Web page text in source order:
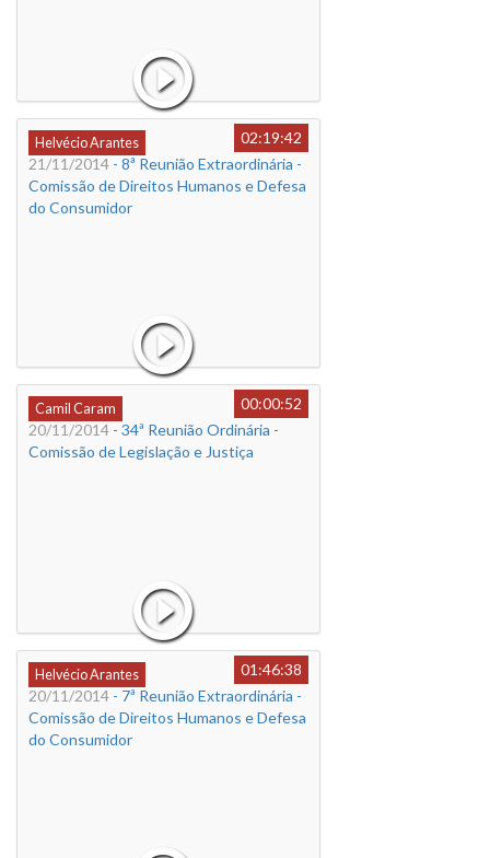
Helvécio Arantes
02:19:42
21/11/2014 - 8ª Reunião Extraordinária -
Comissão de Direitos Humanos e Defesa
do Consumidor
Camil Caram
00:00:52
20/11/2014 - 34ª Reunião Ordinária -
Comissão de Legislação e Justiça
Helvécio Arantes
01:46:38
20/11/2014 - 7ª Reunião Extraordinária -
Comissão de Direitos Humanos e Defesa
do Consumidor